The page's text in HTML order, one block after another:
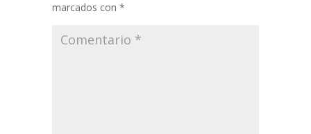
marcados con *